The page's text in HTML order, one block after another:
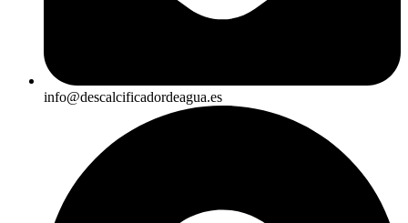
info@descalcificadordeagua.es